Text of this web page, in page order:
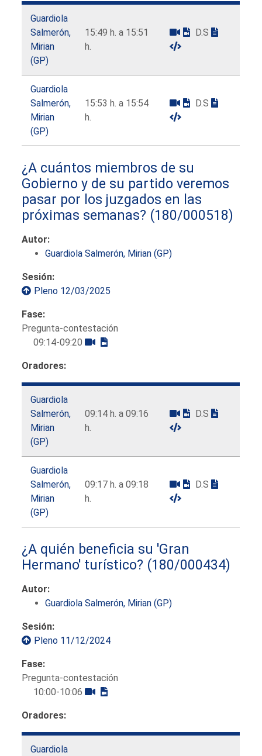
Guardiola
Salmerón,
Mirian
(GP)
15:49 h. a 15:51
h.
D.S
Guardiola
Salmerón,
Mirian
(GP)
15:53 h. a 15:54
h.
D.S
¿A cuántos miembros de su
Gobierno y de su partido veremos
pasar por los juzgados en las
próximas semanas? (180/000518)
Autor:
Guardiola Salmerón, Mirian (GP)
Sesión:
Pleno 12/03/2025
Fase:
Pregunta-contestación
09:14-09:20
Oradores:
Guardiola
Salmerón,
Mirian
(GP)
09:14 h. a 09:16
h.
D.S
Guardiola
Salmerón,
Mirian
(GP)
09:17 h. a 09:18
h.
D.S
¿A quién beneficia su 'Gran
Hermano' turístico? (180/000434)
Autor:
Guardiola Salmerón, Mirian (GP)
Sesión:
Pleno 11/12/2024
Fase:
Pregunta-contestación
10:00-10:06
Oradores:
Guardiola